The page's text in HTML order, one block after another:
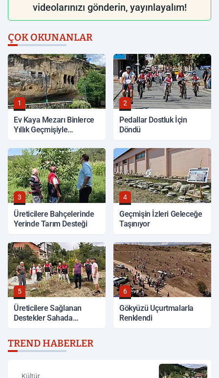
videolarınızı gönderin, yayınlayalım!
ÇOK OKUNANLAR
1
Ev Kaya Mezarı Binlerce
Yıllık Geçmişiyle
2
Pedallar Dostluk İçin
Döndü
3
Üreticilere Bahçelerinde
Yerinde Tarım Desteği
4
Geçmişin İzleri Geleceğe
Taşınıyor
5
Üreticilere Sağlanan
Destekler Sahada
6
Gökyüzü Uçurtmalarla
Renklendi
TREND HABERLER
Kültür